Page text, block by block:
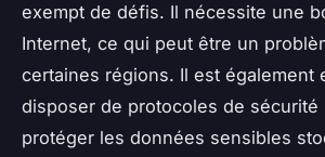
exempt de défis. Il nécessite une
Internet, ce qui peut être un
certaines régions. Il est également
disposer de protocoles de sécurité
protéger les données sensibles